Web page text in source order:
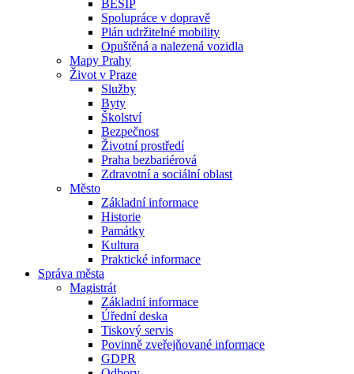
BESIP
Spolupráce v dopravě
Plán udržitelné mobility
Opuštěná a nalezená vozidla
Mapy Prahy
Život v Praze
Služby
Byty
Školství
Bezpečnost
Životní prostředí
Praha bezbariérová
Zdravotní a sociální oblast
Město
Základní informace
Historie
Památky
Kultura
Praktické informace
Správa města
Magistrát
Základní informace
Úřední deska
Tiskový servis
Povinně zveřejňované informace
GDPR